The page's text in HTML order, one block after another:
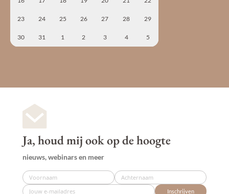
23 24 25 26 27 28 29
30 31 1 2 3 4 5
Ja, houd mij ook op de hoogte
nieuws, webinars en meer
Inschrijven